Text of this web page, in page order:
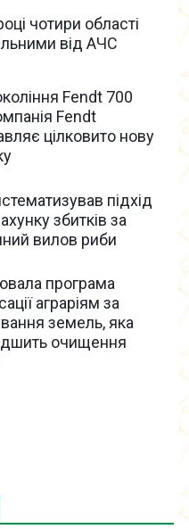
чотири області
від АЧС
Fendt 700
Fendt
цілковито нову
підхід
збитків за
вилов риби
програма
аграріям за
земель, яка
очищення